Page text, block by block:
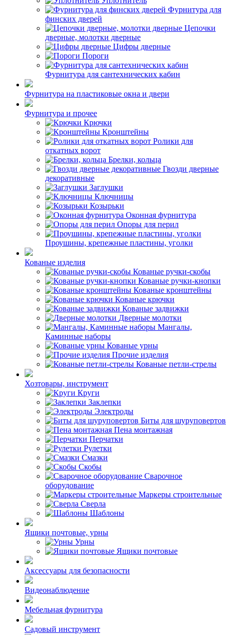
Фурнитура для
финских дверей
Цепочки
дверные, молотки дверные
Цифры дверные
Пороги
Фурнитура для сантехнических кабин
Фурнитура на пластиковые окна и двери
Фурнитура и прочее
Крючки
Кронштейны
Ролики для
откатных ворот
Брелки, кольца
Гвозди дверные
декоративные
Заглушки
Ключницы
Козырьки
Оконная фурнитура
Опоры для перил
Проушины, крепежные пластины, уголки
Кованые изделия
Кованые ручки-скобы
Кованые ручки-кнопки
Кованые кронштейны
Кованые крючки
Кованые задвижки
Дверные молотки
Мангалы,
Каминные наборы
Кованые урны
Прочие изделия
Кованые петли-стрелы
Хозтовары, инструмент
Круги
Заклепки
Электроды
Биты для шуруповертов
Пена монтажная
Перчатки
Рулетки
Смазки
Скобы
Сварочное
оборудование
Маркеры строительные
Сверла
Шаблоны
Ящики почтовые, урны
Урны
Ящики почтовые
Аксессуары для безопасности
Видеонаблюдение
Мебельная фурнитура
Садовый инструмент